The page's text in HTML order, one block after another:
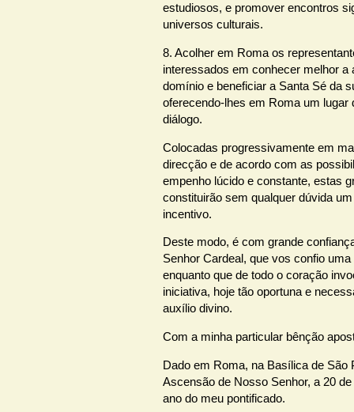
estudiosos, e promover encontros
universos culturais.
8. Acolher em Roma os
interessados em conhecer melhor a
domínio e beneficiar a Santa Sé da
oferecendo-lhes em Roma um lugar
diálogo.
Colocadas progressivamente em
direcção e de acordo com as
empenho lúcido e constante, estas
constituirão sem qualquer dúvida
incentivo.
Deste modo, é com grande
Senhor Cardeal, que vos confio
enquanto que de todo o coração
iniciativa, hoje tão oportuna e
auxílio divino.
Com a minha particular bênção
Dado em Roma, na Basílica de São
Ascensão de Nosso Senhor, a 20
ano do meu pontificado.